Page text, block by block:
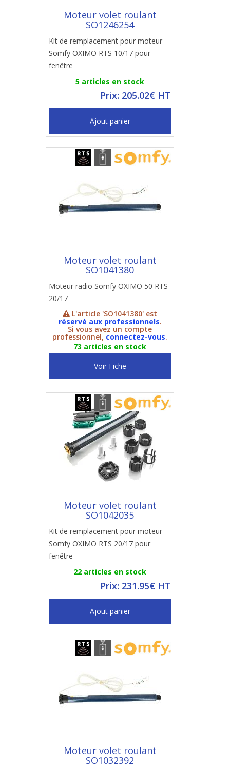
Moteur volet roulant
SO1246254
Kit de remplacement pour moteur
Somfy OXIMO RTS 10/17 pour
fenêtre
5 articles en stock
Prix: 205.02€ HT
Ajout panier
Moteur volet roulant
SO1041380
Moteur radio Somfy OXIMO 50 RTS
20/17
L'article 'SO1041380' est
réservé aux professionnels.
Si vous avez un compte
professionnel, connectez-vous.
73 articles en stock
Voir Fiche
Moteur volet roulant
SO1042035
Kit de remplacement pour moteur
Somfy OXIMO RTS 20/17 pour
fenêtre
22 articles en stock
Prix: 231.95€ HT
Ajout panier
Moteur volet roulant
SO1032392